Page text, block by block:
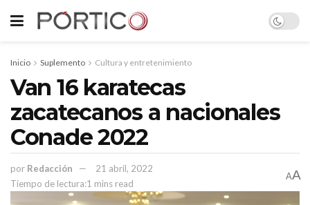
Inicio Suplemento Cultura y entretenimiento
Van 16 karatecas
zacatecanos a nacionales
Conade 2022
por Redacción
21 abril, 2022
Tiempo de lectura:1 mins read
AA